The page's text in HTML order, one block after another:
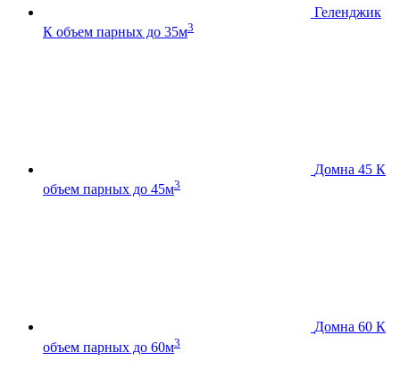
Геленджик
К объем парных до 35м3
Домна 45 К
объем парных до 45м3
Домна 60 К
объем парных до 60м3